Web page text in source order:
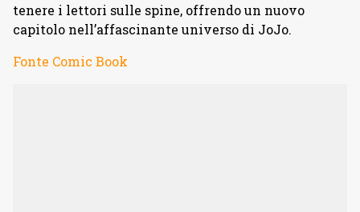
tenere i lettori sulle spine, offrendo un nuovo
capitolo nell’affascinante universo di JoJo.
Fonte Comic Book